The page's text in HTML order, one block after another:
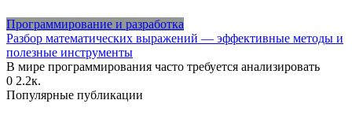
Программирование и разработка
Разбор математических выражений — эффективные методы и
полезные инструменты
В мире программирования часто требуется анализировать
0 2.2к.
Популярные публикации